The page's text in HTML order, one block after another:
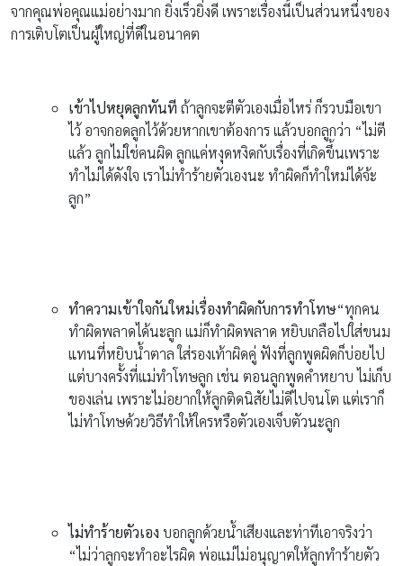
จากคุณพ่อคุณแม่อย่างมาก ยิ่งเร็วยิ่งดี เพราะเรื่องนี้เป็นส่วนหนึ่งของ
การเติบโตเป็นผู้ใหญ่ที่ดีในอนาคต
เข้าไปหยุดลูกทันที ถ้าลูกจะตีตัวเองเมื่อไหร่ ก็รวบมือเขา
ไว้ อาจกอดลูกไว้ด้วยหากเขาต้องการ แล้วบอกลูกว่า “ไม่ตี
แล้ว ลูกไม่ใช่คนผิด ลูกแค่หงุดหงิดกับเรื่องที่เกิดขึ้นเพราะ
ทำไม่ได้ดังใจ เราไม่ทำร้ายตัวเองนะ ทำผิดก็ทำใหม่ได้จ้ะ
ลูก”
ทำความเข้าใจกันใหม่เรื่องทำผิดกับการทำโทษ“ทุกคน
ทำผิดพลาดได้นะลูก แม่ก็ทำผิดพลาด หยิบเกลือไปใส่ขนม
แทนที่หยิบน้ำตาล ใส่รองเท้าผิดคู่ ฟังที่ลูกพูดผิดก็บ่อยไป
แต่บางครั้งที่แม่ทำโทษลูก เช่น ตอนลูกพูดคำหยาบ ไม่เก็บ
ของเล่น เพราะไม่อยากให้ลูกติดนิสัยไม่ดีไปจนโต แต่เราก็
ไม่ทำโทษด้วยวิธีทำให้ใครหรือตัวเองเจ็บตัวนะลูก
ไม่ทำร้ายตัวเอง บอกลูกด้วยน้ำเสียงและท่าทีเอาจริงว่า
“ไม่ว่าลูกจะทำอะไรผิด พ่อแม่ไม่อนุญาตให้ลูกทำร้ายตัว